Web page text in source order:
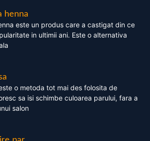
henna
este un produs care a castigat din ce
in ultimii ani. Este o alternativa
o metoda tot mai des folosita de
sa isi schimbe culoarea parului, fara a
salon